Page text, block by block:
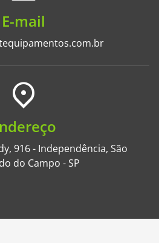
E-mail
916 - Independência, São
do Campo - SP